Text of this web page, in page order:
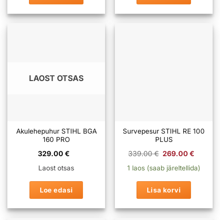
LAOST OTSAS
Akulehepuhur STIHL BGA
160 PRO
329.00 €
Laost otsas
Loe edasi
Survepesur STIHL RE 100
PLUS
339.00€ Algne
oli:
339.00 €.
269.00€
on:
1 laos (saab järeltellida)
Lisa korvi